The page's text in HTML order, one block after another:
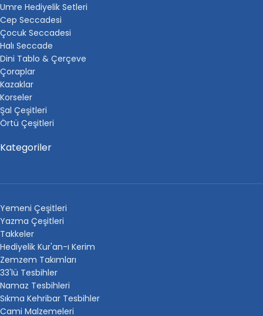
Umre Hediyelik Setleri
Cep Seccadesi
Çocuk Seccadesi
Halı Seccade
Dini Tablo & Çerçeve
Çoraplar
Kazaklar
Korseler
Şal Çeşitleri
Örtü Çeşitleri
Kategoriler
Yemeni Çeşitleri
Yazma Çeşitleri
Takkeler
Hediyelik Kur'an-ı Kerim
Zemzem Takımları
33'lü Tesbihler
Namaz Tesbihleri
Sıkma Kehribar Tesbihler
Cami Malzemeleri